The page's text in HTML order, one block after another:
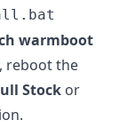
warmboot
reboot the
Stock or